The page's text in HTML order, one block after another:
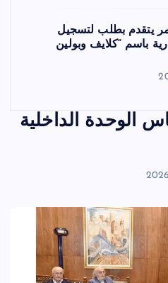
يتقدم بطلب لتسجيل
باسم “كلايف وبولين
الوحدة الداخلية